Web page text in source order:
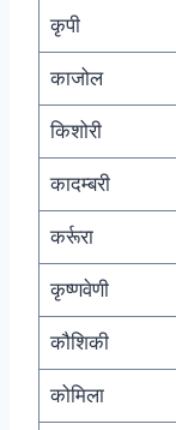
कृपी
काजोल
किशोरी
कादम्बरी
कर्रूरा
कृष्णवेणी
कौशिकी
कोमिला